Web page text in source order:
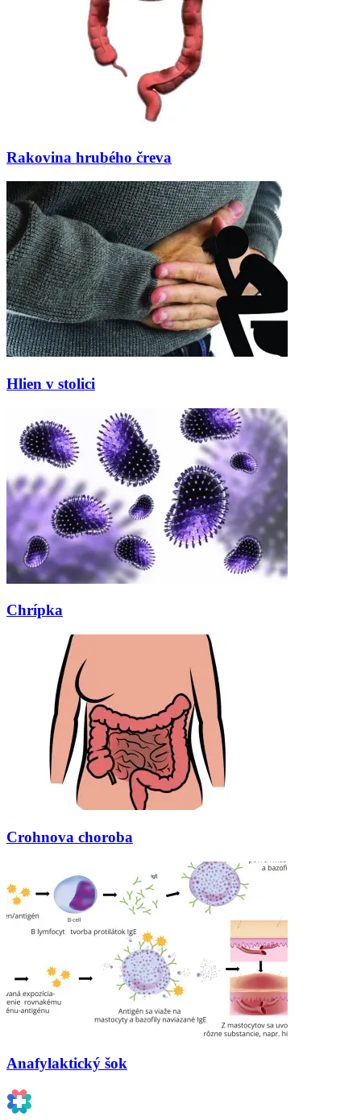
Rakovina hrubého čreva
Hlien v stolici
Chrípka
Crohnova choroba
Anafylaktický šok